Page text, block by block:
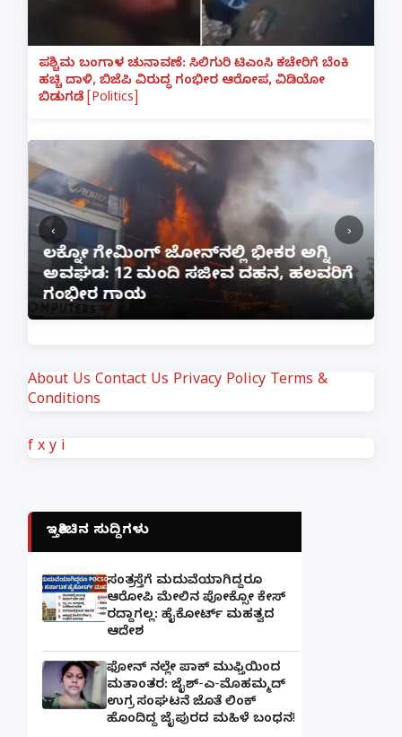
ಪಶ್ಚಿಮ ಬಂಗಾಳ ಚುನಾವಣೆ: ಸಿಲಿಗುರಿ ಟಿಎಂಸಿ ಕಚೇರಿಗೆ ಬೆಂಕಿ
ಹಚ್ಚಿ ದಾಳಿ, ಬಿಜೆಪಿ ವಿರುದ್ಧ ಗಂಭೀರ ಆರೋಪ, ವಿಡಿಯೋ
ಬಿಡುಗಡೆ [Politics]
ಲಕ್ನೋ ಗೇಮಿಂಗ್ ಜೋನ್‌ನಲ್ಲಿ ಭೀಕರ ಅಗ್ನಿ
ಅವಘಡ: 12 ಮಂದಿ ಸಜೀವ ದಹನ, ಹಲವರಿಗೆ
ಗಂಭೀರ ಗಾಯ
‹ ›
About Us Contact Us Privacy Policy Terms &
Conditions
f x y i
ಇತ್ತೀಚಿನ ಸುದ್ದಿಗಳು
ಸಂತ್ರಸ್ತೆಗೆ ಮದುವೆಯಾಗಿದ್ದರೂ
ಆರೋಪಿ ಮೇಲಿನ ಪೋಕ್ಸೋ ಕೇಸ್
ರದ್ದಾಗಲ್ಲ: ಹೈಕೋರ್ಟ್ ಮಹತ್ವದ
ಆದೇಶ
ಫೋನ್ ನಲ್ಲೇ ಪಾಕ್ ಮುಫ್ತಿಯಿಂದ
ಮತಾಂತರ: ಜೈಶ್-ಎ-ಮೊಹಮ್ಮದ್
ಉಗ್ರ ಸಂಘಟನೆ ಜೊತೆ ಲಿಂಕ್
ಹೊಂದಿದ್ದ ಜೈಪುರದ ಮಹಿಳೆ ಬಂಧನ!